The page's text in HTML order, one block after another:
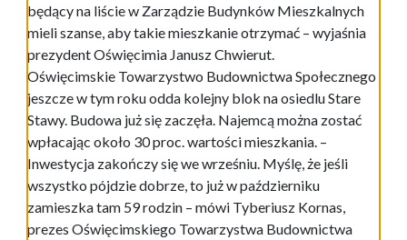
będący na liście w Zarządzie Budynków Mieszkalnych
mieli szanse, aby takie mieszkanie otrzymać – wyjaśnia
prezydent Oświęcimia Janusz Chwierut.
Oświęcimskie Towarzystwo Budownictwa Społecznego
jeszcze w tym roku odda kolejny blok na osiedlu Stare
Stawy. Budowa już się zaczęła. Najemcą można zostać
wpłacając około 30 proc. wartości mieszkania. –
Inwestycja zakończy się we wrześniu. Myślę, że jeśli
wszystko pójdzie dobrze, to już w październiku
zamieszka tam 59 rodzin – mówi Tyberiusz Kornas,
prezes Oświęcimskiego Towarzystwa Budownictwa